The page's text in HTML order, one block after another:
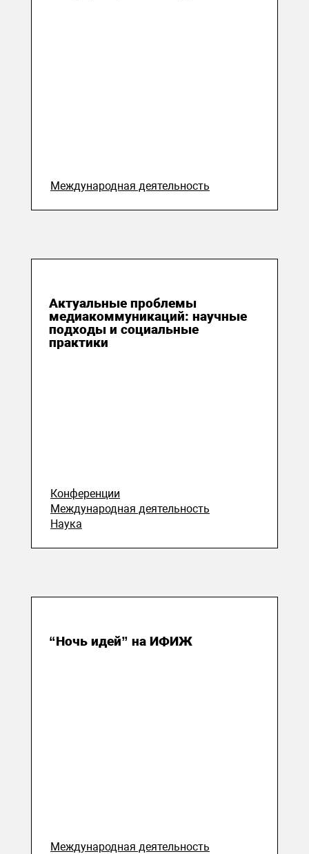
Международная деятельность
Актуальные проблемы
медиакоммуникаций: научные
подходы и социальные
практики
Конференции
Международная деятельность
Наука
“Ночь идей” на ИФИЖ
Международная деятельность